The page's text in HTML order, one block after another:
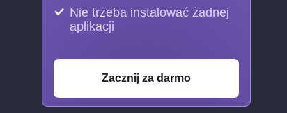
Nie trzeba instalować żadnej
aplikacji
Zacznij za darmo